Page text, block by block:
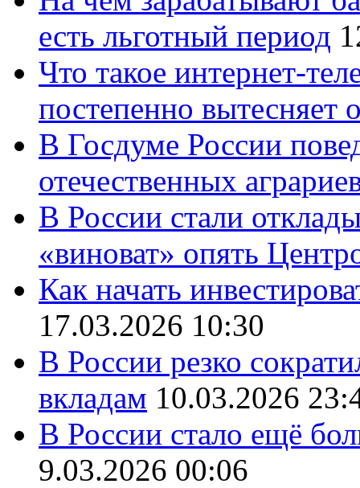
есть льготный период
Что такое интернет-
постепенно вытесняет
В Госдуме России
отечественных
В России стали
«виноват» опять
Как начать
17.03.2026 10:30
В России резко
вкладам 10.03.2026
В России стало ещё
9.03.2026 00:06